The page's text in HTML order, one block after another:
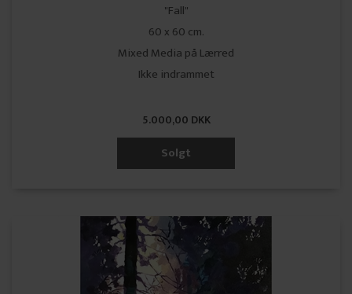
"Fall"
60 x 60 cm.
Mixed Media på Lærred
Ikke indrammet
5.000,00 DKK
Solgt